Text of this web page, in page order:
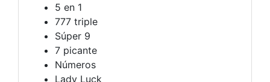
5 en 1
777 triple
Súper 9
7 picante
Números
Lady Luck